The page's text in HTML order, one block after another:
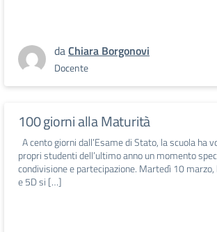
daChiara Borgonovi
Docente
100 giorni alla Maturità
A cento giorni dall’Esame di Stato, la scuola ha
propri studenti dell’ultimo anno un momento
condivisione e partecipazione. Martedì 10 marzo,
e 5D si […]